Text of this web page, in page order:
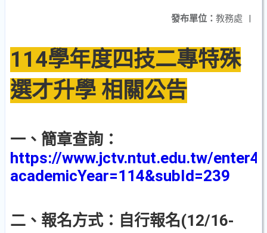
發布單位： 教務處 |
114學年度四技二專特殊
選才升學 相關公告
一、簡章查詢：
https://www.jctv.ntut.edu.tw/
academicYear=114&subId=239
二、 報名方式：自行報名(12/16-